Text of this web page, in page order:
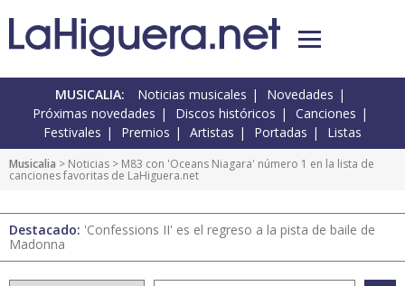
MUSICALIA: Noticias musicales
Novedades
Próximas novedades
Discos históricos
Canciones
Festivales
Premios Artistas Portadas Listas
Musicalia > Noticias > M83 con 'Oceans Niagara' número 1 en la lista de
canciones favoritas de LaHiguera.net
Destacado: 'Confessions II' es el regreso a la pista de baile de
Madonna